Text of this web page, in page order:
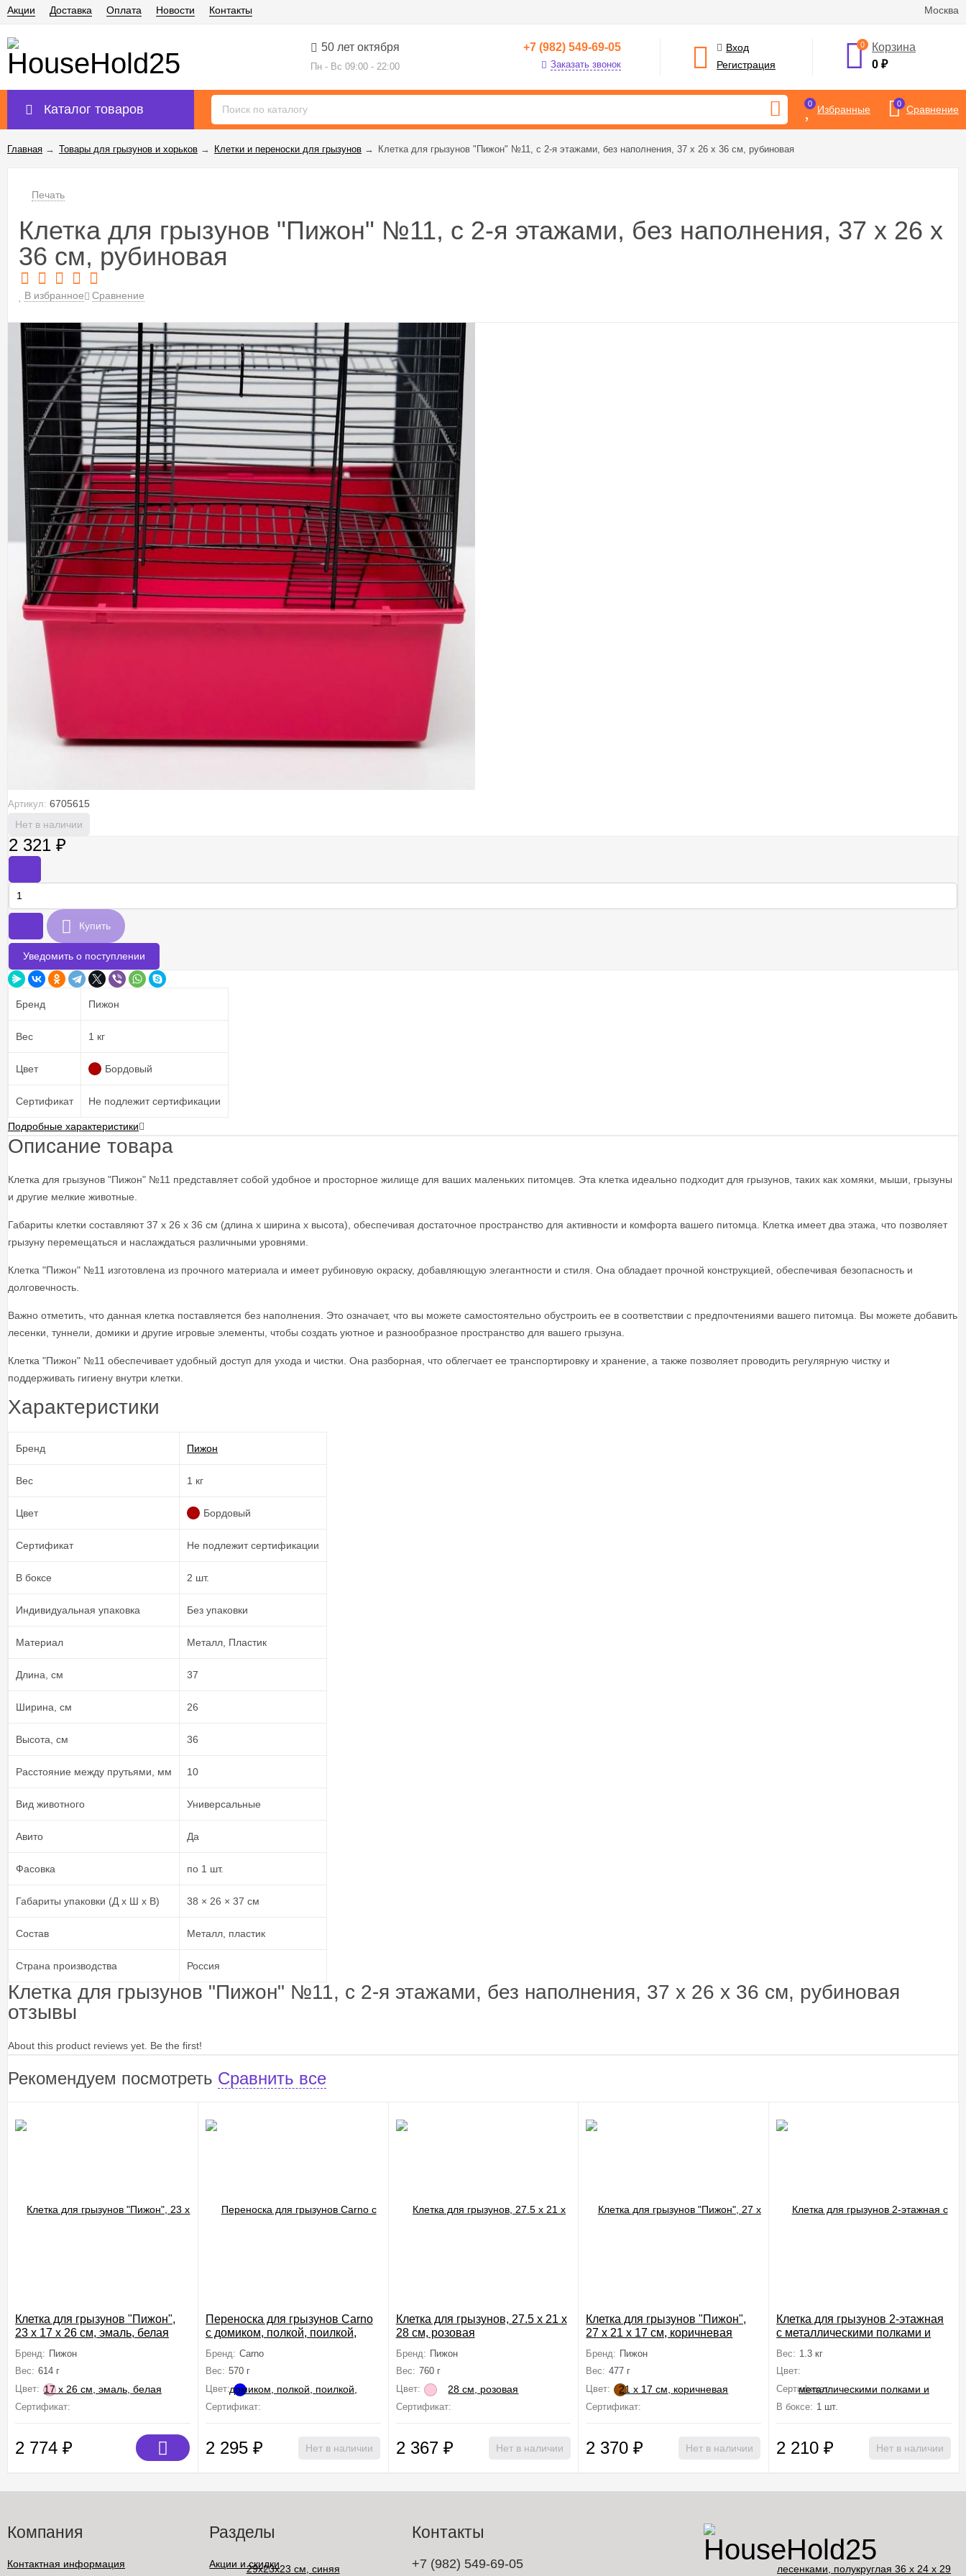
Москва
Акции Доставка Оплата Новости Контакты
50 лет октября
Пн - Вс 09:00 - 22:00
+7 (982) 549-69-05
Заказать звонок
Вход
Регистрация
0
Корзина
0₽
Каталог товаров 0 Избранные 0 Сравнение
Главная → Товары для грызунов и хорьков → Клетки и переноски для грызунов → Клетка для грызунов "Пижон" №11, с 2-я этажами, без наполнения, 37 х 26 х 36 см, рубиновая
Печать
Клетка для грызунов "Пижон" №11, с 2-я этажами, без наполнения, 37 х 26 х
36 см, рубиновая
В избранное Сравнение
Артикул: 6705615
Нет в наличии
2 321 ₽
Купить
Уведомить о поступлении
Бренд Пижон
Вес 1 кг
Цвет Бордовый
Сертификат Не подлежит сертификации
Подробные характеристики
Описание товара
Клетка для грызунов "Пижон" №11 представляет собой удобное и просторное жилище для ваших маленьких питомцев. Эта клетка идеально подходит для грызунов, таких как хомяки, мыши, грызуны
и другие мелкие животные.
Габариты клетки составляют 37 х 26 х 36 см (длина х ширина х высота), обеспечивая достаточное пространство для активности и комфорта вашего питомца. Клетка имеет два этажа, что позволяет
грызуну перемещаться и наслаждаться различными уровнями.
Клетка "Пижон" №11 изготовлена из прочного материала и имеет рубиновую окраску, добавляющую элегантности и стиля. Она обладает прочной конструкцией, обеспечивая безопасность и
долговечность.
Важно отметить, что данная клетка поставляется без наполнения. Это означает, что вы можете самостоятельно обустроить ее в соответствии с предпочтениями вашего питомца. Вы можете добавить
лесенки, туннели, домики и другие игровые элементы, чтобы создать уютное и разнообразное пространство для вашего грызуна.
Клетка "Пижон" №11 обеспечивает удобный доступ для ухода и чистки. Она разборная, что облегчает ее транспортировку и хранение, а также позволяет проводить регулярную чистку и
поддерживать гигиену внутри клетки.
Характеристики
Бренд Пижон
Вес 1 кг
Цвет Бордовый
Сертификат Не подлежит сертификации
В боксе 2 шт.
Индивидуальная упаковка Без упаковки
Материал Металл, Пластик
Длина, см 37
Ширина, см 26
Высота, см 36
Расстояние между прутьями, мм 10
Вид животного Универсальные
Авито Да
Фасовка по 1 шт.
Габариты упаковки (Д х Ш х В) 38 × 26 × 37 см
Состав Металл, пластик
Страна производства Россия
Клетка для грызунов "Пижон" №11, с 2-я этажами, без наполнения, 37 х 26 х 36 см, рубиновая
отзывы
About this product reviews yet. Be the first!
Рекомендуем посмотреть Сравнить все
Клетка для грызунов "Пижон",
23 х 17 х 26 см, эмаль, белая
Бренд: Пижон
Вес: 614 г
Цвет:
Сертификат:
2 774 ₽
Переноска для грызунов Carno
с домиком, полкой, поилкой,
Бренд: Carno
Вес: 570 г
Цвет:
Сертификат:
2 295 ₽ Нет в наличии
Клетка для грызунов, 27.5 х 21 х
28 см, розовая
Бренд: Пижон
Вес: 760 г
Цвет:
Сертификат:
2 367 ₽ Нет в наличии
Клетка для грызунов "Пижон",
27 х 21 х 17 см, коричневая
Бренд: Пижон
Вес: 477 г
Цвет:
Сертификат:
2 370₽ Нет в наличии
Клетка для грызунов 2-этажная
с металлическими полками и
х 29 см, микс
Вес: 1.3 кг
Цвет:
Сертификат: Не подлежит сертификации
В боксе: 1 шт.
2 210₽ Нет в наличии
Компания
Контактная информация
Разделы
Акции и скидки
Контакты
+7 (982) 549-69-05